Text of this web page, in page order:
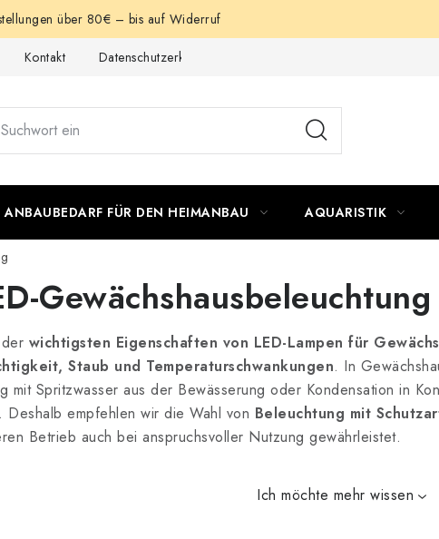
über 80€ – bis auf Widerruf
Kontakt Datenschutzerklärung
ANBAUBEDARF FÜR DEN HEIMANBAU AQUARISTIK
Gewächshausbeleuchtung
wichtigsten Eigenschaften von LED-Lampen für
Staub und Temperaturschwankungen. In
mit Spritzwasser aus der Bewässerung oder Kondensation in
Deshalb empfehlen wir die Wahl von Beleuchtung mit
Betrieb auch bei anspruchsvoller Nutzung gewährleistet.
Ich möchte mehr wissen